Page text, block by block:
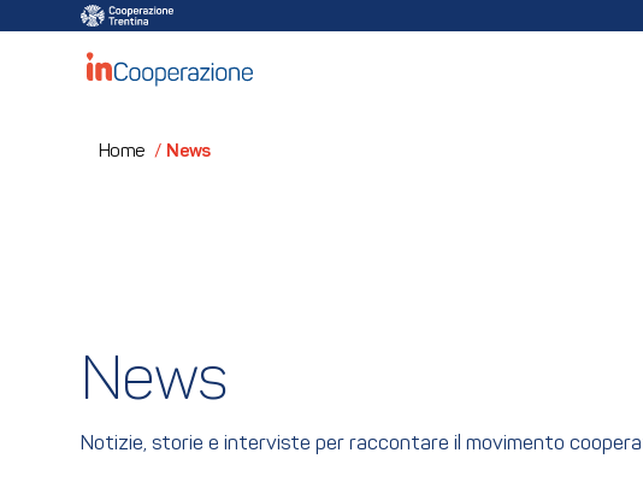
Home / News
News
Notizie, storie e interviste per raccontare il movimento